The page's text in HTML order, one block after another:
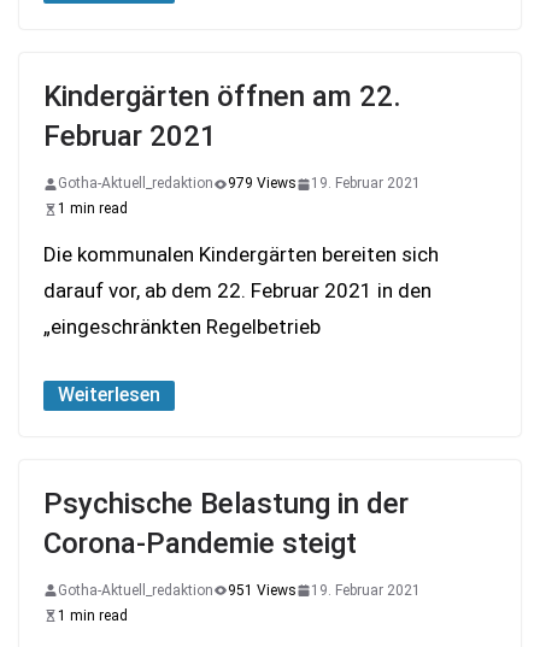
Kindergärten öffnen am 22.
Februar 2021
Gotha-Aktuell_redaktion 979 Views
19. Februar 2021
1 min read
Die kommunalen Kindergärten bereiten sich
darauf vor, ab dem 22. Februar 2021 in den
„eingeschränkten Regelbetrieb
Weiterlesen
Psychische Belastung in der
Corona-Pandemie steigt
Gotha-Aktuell_redaktion 951 Views
19. Februar 2021
1 min read